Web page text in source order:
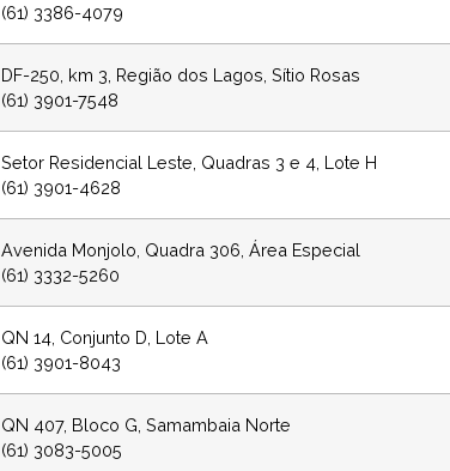
(61) 3386-4079
DF-250, km 3, Região dos Lagos, Sítio Rosas
(61) 3901-7548
Setor Residencial Leste, Quadras 3 e 4, Lote H
(61) 3901-4628
Avenida Monjolo, Quadra 306, Área Especial
(61) 3332-5260
QN 14, Conjunto D, Lote A
(61) 3901-8043
QN 407, Bloco G, Samambaia Norte
(61) 3083-5005